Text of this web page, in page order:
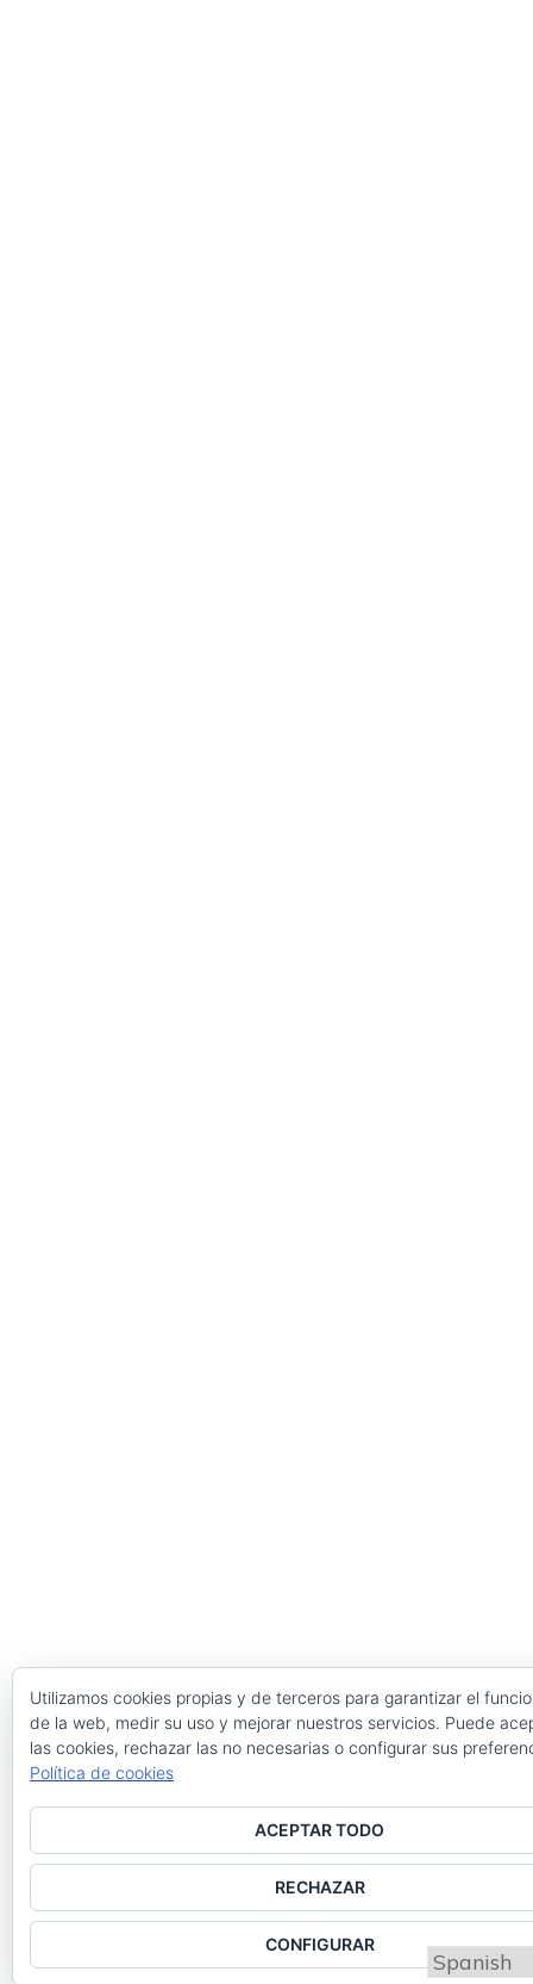
Privacidad y cookies: este sitio usa cookies. Si continúas navegando
Para obtener más información, incluido cómo gestionar las cookies,
Utilizamos cookies propias y de terceros para garantizar el
de la web, medir su uso y mejorar nuestros servicios. Puede
las cookies, rechazar las no necesarias o configurar sus
Política de cookies
ACEPTAR TODO
RECHAZAR
CONFIGURAR
Política de cookies
experiencia de navegación, y ofrecer contenidos y
publicidad de interés. Al continuar con la navegación
entendemos que se acepta nuestra Política de cookies.
Política de cookies.